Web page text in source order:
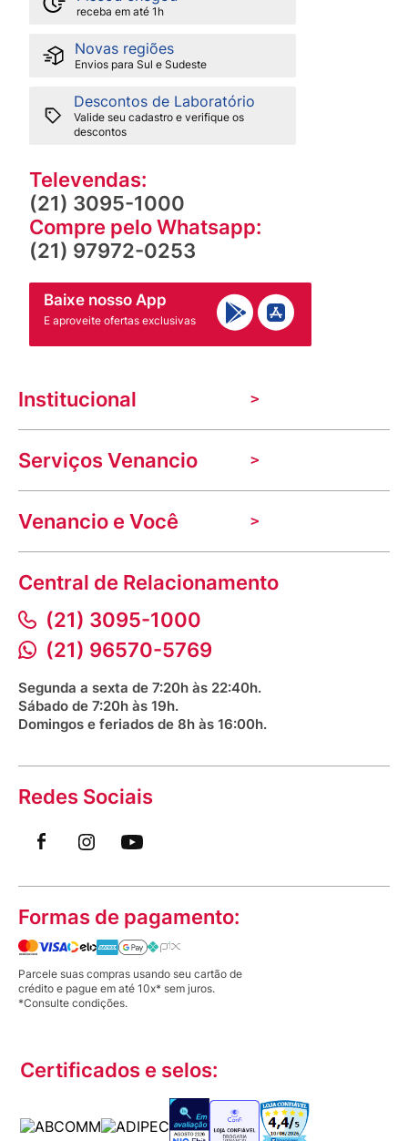
receba em até 1h
Novas regiões
Envios para Sul e Sudeste
Descontos de Laboratório
Valide seu cadastro e verifique os
descontos
Televendas:
(21) 3095-1000
Compre pelo Whatsapp:
(21) 97972-0253
Baixe nosso App
E aproveite ofertas exclusivas
Institucional
A Venancio
Trabalhe Conosco
Nossas lojas
Indique seu imóvel
Aniversário Venancio 2025
Serviços Venancio
Troca e devolução
Mecânica de promoções
Dúvidas frequentes
Prazos e entregas
Bioimpedância Gratuita
Venancio e Você
VClube - Programa de fidelidade
Fale com o farmacêutico
Fale conosco
Procon RJ
Saúde na praça
Central de Relacionamento
(21) 3095-1000
(21) 96570-5769
Segunda a sexta de 7:20h às 22:40h.
Sábado de 7:20h às 19h.
Domingos e feriados de 8h às 16:00h.
Redes Sociais
Formas de pagamento:
Parcele suas compras usando seu cartão de
crédito e pague em até 10x* sem juros.
*Consulte condições.
Certificados e selos: